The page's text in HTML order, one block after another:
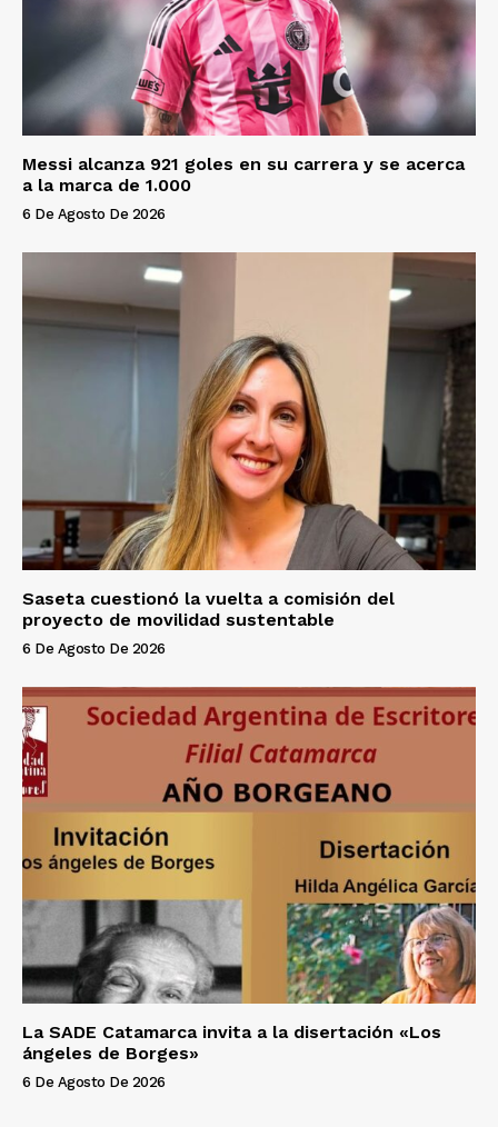
Messi alcanza 921 goles en su carrera y se acerca
a la marca de 1.000
6 De Agosto De 2026
Saseta cuestionó la vuelta a comisión del
proyecto de movilidad sustentable
6 De Agosto De 2026
La SADE Catamarca invita a la disertación «Los
ángeles de Borges»
6 De Agosto De 2026